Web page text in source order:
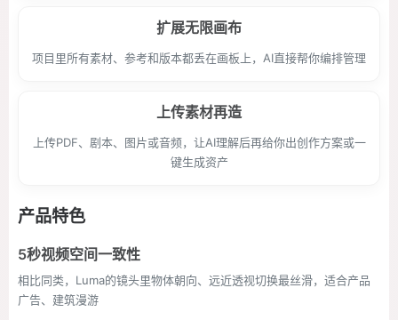
扩展无限画布
项目里所有素材、参考和版本都丢在画板上，AI直接帮你编排管理
上传素材再造
上传PDF、剧本、图片或音频，让AI理解后再给你出创作方案或一
键生成资产
产品特色
5秒视频空间一致性
相比同类，Luma的镜头里物体朝向、远近透视切换最丝滑，适合产品
广告、建筑漫游